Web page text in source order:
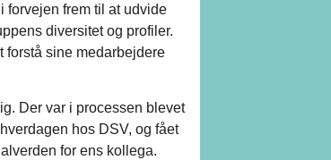
forvejen frem til at udvide
diversitet og profiler.
sine medarbejdere
Der var i processen blevet
hos DSV, og fået
for ens kollega.